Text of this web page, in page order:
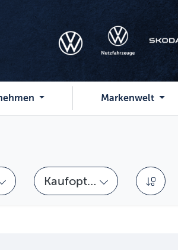
Markenwelt
Kaufoption wählen
Kaufoptionen
Sortierung